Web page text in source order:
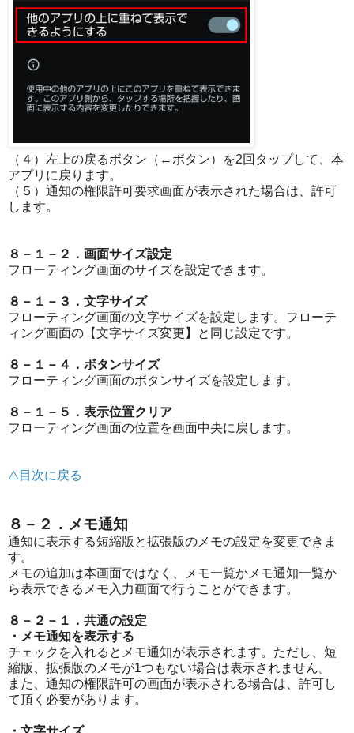
（４）左上の戻るボタン（←ボタン）を2回タップして、本
アプリに戻ります。
（５）通知の権限許可要求画面が表示された場合は、許可
します。
８－１－２．画面サイズ設定
フローティング画面のサイズを設定できます。
８－１－３．文字サイズ
フローティング画面の文字サイズを設定します。フローテ
ィング画面の【文字サイズ変更】と同じ設定です。
８－１－４．ボタンサイズ
フローティング画面のボタンサイズを設定します。
８－１－５．表示位置クリア
フローティング画面の位置を画面中央に戻します。
△目次に戻る
８－２．メモ通知
通知に表示する短縮版と拡張版のメモの設定を変更できま
す。
メモの追加は本画面ではなく、メモ一覧かメモ通知一覧か
ら表示できるメモ入力画面で行うことができます。
８－２－１．共通の設定
・メモ通知を表示する
チェックを入れるとメモ通知が表示されます。ただし、短
縮版、拡張版のメモが1つもない場合は表示されません。
また、通知の権限許可の画面が表示される場合は、許可し
て頂く必要があります。